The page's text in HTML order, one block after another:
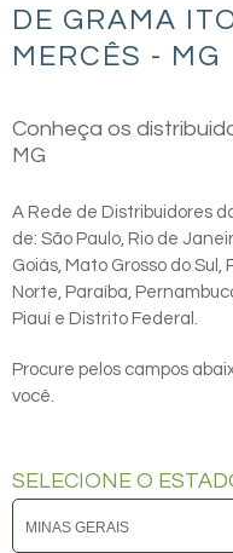
DE GRAMA
MERCÊS - MG
Conheça os
MG
A Rede de Distribuidores
de: São Paulo, Rio de
Goiás, Mato Grosso do
Norte, Paraíba,
Piauí e Distrito Federal.
Procure pelos campos
você.
SELECIONE O